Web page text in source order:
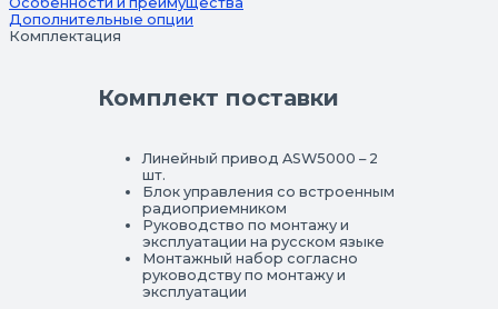
Дополнительные опции
Комплектация
Комплект поставки
Линейный привод ASW5000 – 2
шт.
Блок управления со встроенным
радиоприемником
Руководство по монтажу и
эксплуатации на русском языке
Монтажный набор согласно
руководству по монтажу и
эксплуатации